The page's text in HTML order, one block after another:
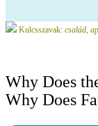
Kulcsszavak: család,
Why Does
Why Does